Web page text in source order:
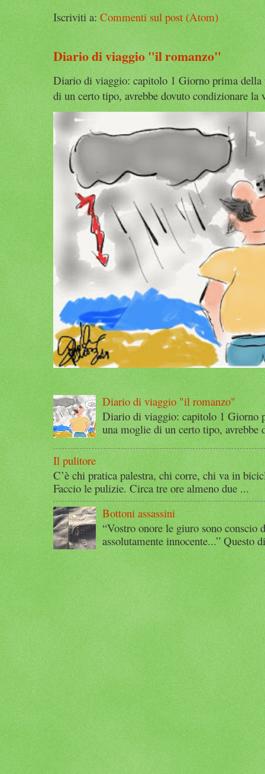
Iscriviti a:Commenti sul post (Atom)
Diario di viaggio "il romanzo"
Diario di viaggio: capitolo 1 Giorno prima della
di un certo tipo, avrebbe dovuto condizionare la
Diario di viaggio "il romanzo"
Diario di viaggio: capitolo 1 Giorno
una moglie di un certo tipo, avrebbe
Il pulitore
C’è chi pratica palestra, chi corre, chi va in
Faccio le pulizie. Circa tre ore almeno due ...
Bottoni assassini
“Vostro onore le giuro sono conscio
assolutamente innocente...” Questo